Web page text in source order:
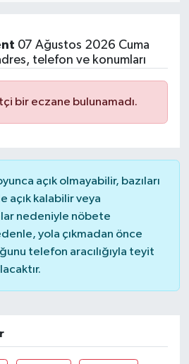
07 Ağustos 2026 Cuma
telefon ve konumları
bir eczane bulunamadı.
açık olmayabilir, bazıları
kalabilir veya
nedeniyle nöbete
yola çıkmadan önce
telefon aracılığıyla teyit